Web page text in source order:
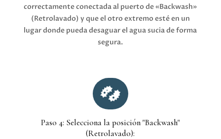
correctamente conectada al puerto de «Backwash»
(Retrolavado) y que el otro extremo esté en un
lugar donde pueda desaguar el agua sucia de forma
segura.

Paso 4: Selecciona la posición "Backwash"
(Retrolavado):